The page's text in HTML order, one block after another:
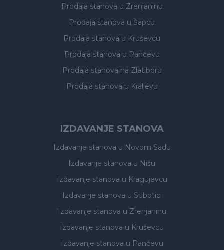
Prodaja stanova u Zrenjaninu
Prodaja stanova u Šapcu
Prodaja stanova u Kruševcu
Prodaja stanova u Pančevu
Prodaja stanova na Zlatiboru
Prodaja stanova u Kraljevu
IZDAVANJE STANOVA
Izdavanje stanova u Novom Sadu
Izdavanje stanova u Nišu
Izdavanje stanova u Kragujevcu
Izdavanje stanova u Subotici
Izdavanje stanova u Zrenjaninu
Izdavanje stanova u Kruševcu
Izdavanje stanova u Pančevu